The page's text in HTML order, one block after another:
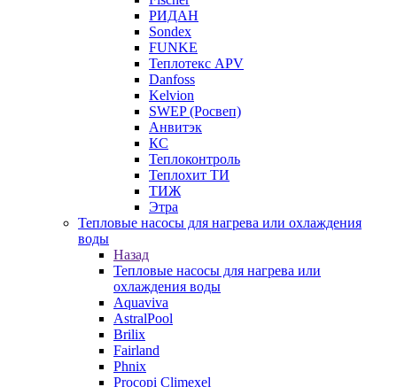
РИДАН
Sondex
FUNKE
Теплотекс APV
Danfoss
Kelvion
SWEP (Росвеп)
Анвитэк
КС
Теплоконтроль
Теплохит ТИ
ТИЖ
Этра
Тепловые насосы для нагрева или охлаждения
воды
Назад
Тепловые насосы для нагрева или
охлаждения воды
Aquaviva
AstralPool
Brilix
Fairland
Phnix
Procopi Climexel